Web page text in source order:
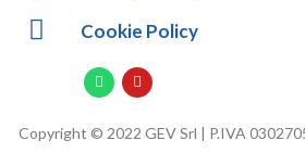
Cookie Policy
Copyright © 2022 GEV Srl | P.IVA